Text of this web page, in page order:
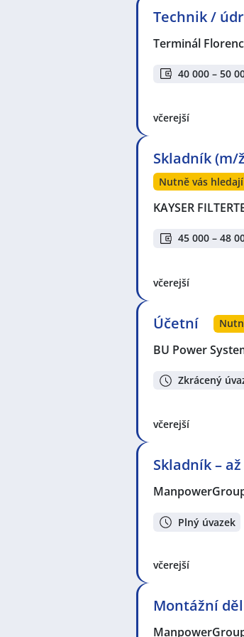
Technik /
Terminál
40 000 – 50
včerejší
Skladník (m/
Nutně vás hledají
KAYSER
45 000 – 48
včerejší
Účetní
BU Power
Zkrácený
včerejší
Skladník – až
Plný úvazek
včerejší
Montážní